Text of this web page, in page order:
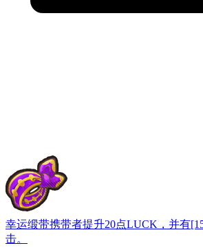
幸运缎带携带者提升20点LUCK，并有
击。